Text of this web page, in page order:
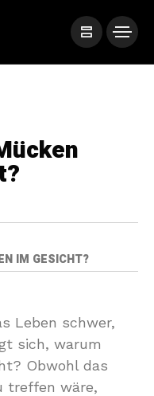
IM GESICHT?
Leben schwer,
sich, warum
Obwohl das
treffen wäre,